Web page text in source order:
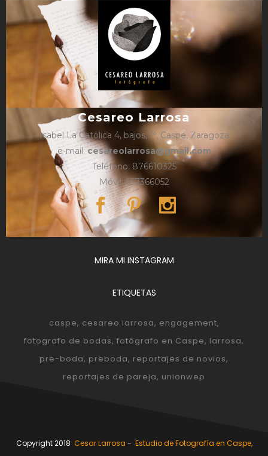
Cesareo Larrosa
Isabel La Católica 4, bajos, 1º, Caspe, Zaragoza
e-mail:cesareolarrosa@gmail.com
Teléfono: 876610325
Móvil: 657366052
MIRA MI INSTAGRAM
ETIQUETAS
caspe cesareo larrosa engagement
fotografo de bodas fotógrafo en Caspe larrosa
pre-boda preboda reportajes de novios
reportajes de pareja unionwep
Copyright 2018 Cesar Larrosa - Estudio de Fotografía en Caspe,